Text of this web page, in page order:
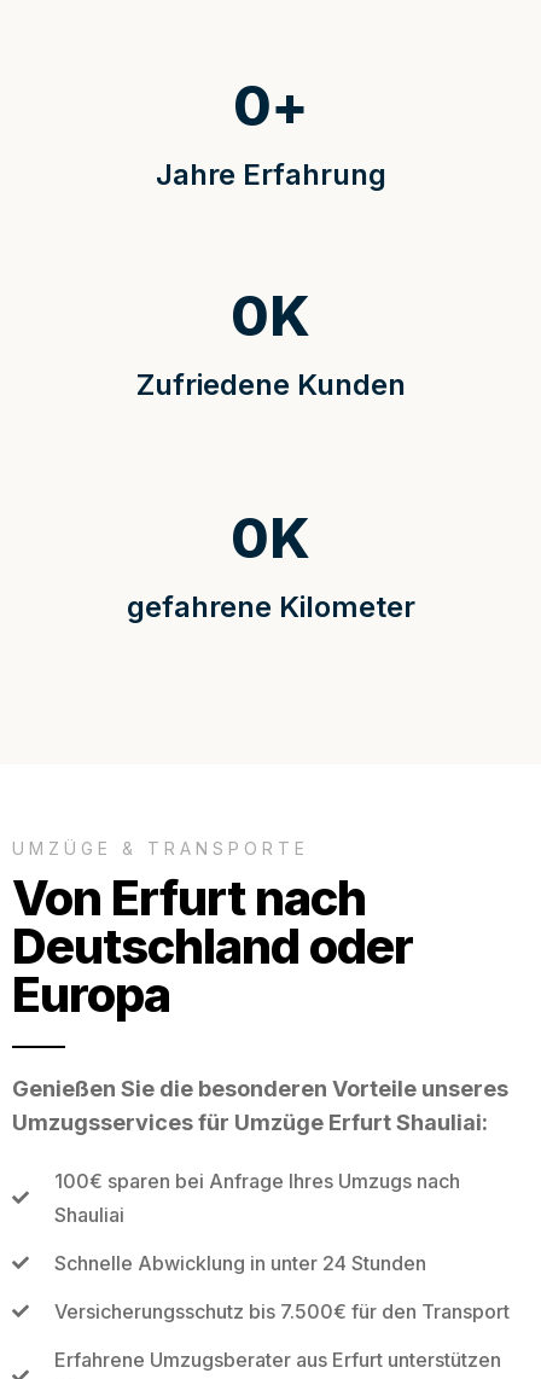
Jahre Erfahrung
0+
Zufriedene Kunden
0K
gefahrene Kilometer
0K
UMZÜGE & TRANSPORTE
Von Erfurt nach
Deutschland oder
Europa
Genießen Sie die besonderen Vorteile unseres
Umzugsservices für Umzüge Erfurt Shauliai:
100€ sparen bei Anfrage Ihres Umzugs nach
Shauliai
Schnelle Abwicklung in unter 24 Stunden
Versicherungsschutz bis 7.500€ für den Transport
Erfahrene Umzugsberater aus Erfurt unterstützen